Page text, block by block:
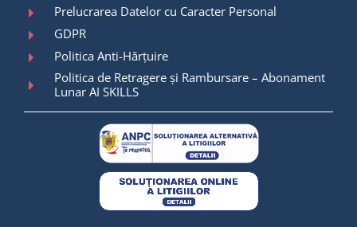
Prelucrarea Datelor cu Caracter Personal
GDPR
Politica Anti-Hărțuire
Politica de Retragere și Rambursare – Abonament
Lunar AI SKILLS